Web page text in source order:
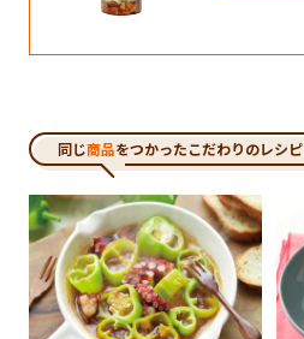
同じ商品をつかったこだわりのレシピ